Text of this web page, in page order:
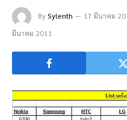
BySylenth 17 มีนาคม
มีนาคม 2011